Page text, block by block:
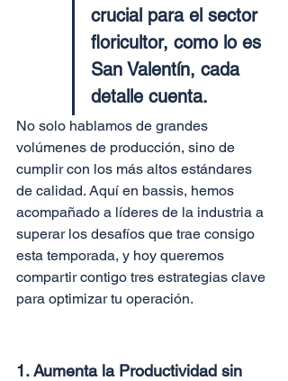
crucial para el sector
floricultor, como lo es
San Valentín, cada
detalle cuenta.
No solo hablamos de grandes
volúmenes de producción, sino de
cumplir con los más altos estándares
de calidad. Aquí en bassis, hemos
acompañado a líderes de la industria a
superar los desafíos que trae consigo
esta temporada, y hoy queremos
compartir contigo tres estrategias clave
para optimizar tu operación.
1. Aumenta la Productividad sin